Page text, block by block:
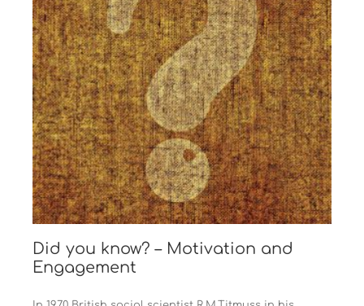
Did you know? – Motivation and
Engagement